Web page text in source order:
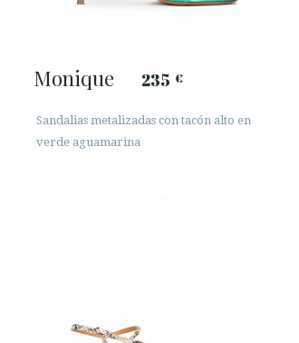
Monique 235 €
Sandalias metalizadas con tacón alto en
verde aguamarina